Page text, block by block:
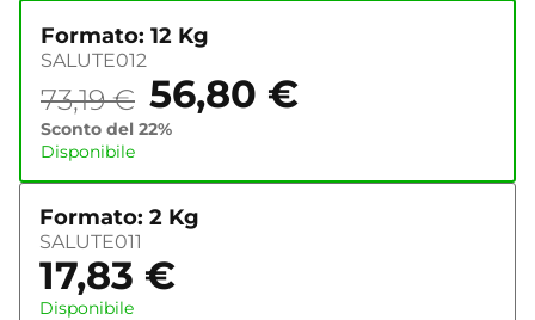
Formato: 12 Kg
SALUTE012
73,19€ 56,80 €
Sconto del 22%
Disponibile
Formato: 2 Kg
SALUTE011
17,83 €
Disponibile